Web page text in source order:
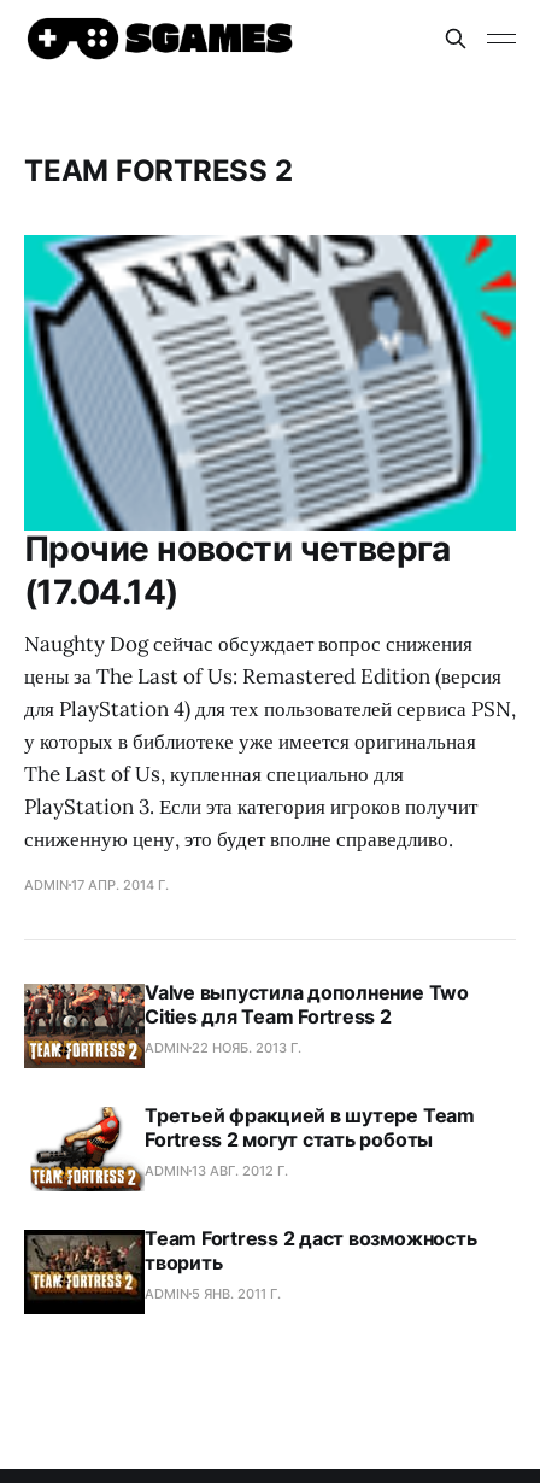
TEAM FORTRESS 2
Прочие новости четверга
(17.04.14)
Naughty Dog сейчас обсуждает вопрос снижения
цены за The Last of Us: Remastered Edition (версия
для PlayStation 4) для тех пользователей сервиса PSN,
у которых в библиотеке уже имеется оригинальная
The Last of Us, купленная специально для
PlayStation 3. Если эта категория игроков получит
сниженную цену, это будет вполне справедливо.
ADMIN17 АПР. 2014 Г.
Valve выпустила дополнение Two
Cities для Team Fortress 2
ADMIN 22 НОЯБ. 2013 Г.
Третьей фракцией в шутере Team
Fortress 2 могут стать роботы
ADMIN13 АВГ. 2012 Г.
Team Fortress 2 даст возможность
творить
ADMIN 5 ЯНВ. 2011 Г.